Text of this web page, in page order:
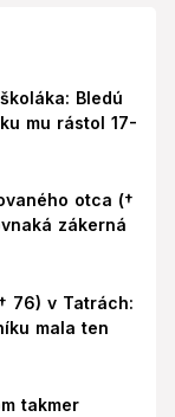
Bledú
mu rástol 17-
otca (†
zákerná
76) v Tatrách:
mala ten
takmer